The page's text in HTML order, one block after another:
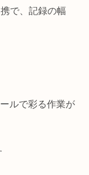
で、記録の幅
ルで彩る作業が